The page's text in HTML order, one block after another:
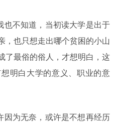
也不知道，当初读大学是出于
，也只想走出哪个贫困的小山
了最俗的俗人，才想明白，这
明白大学的意义、职业的意
因为无奈，或许是不想再经历